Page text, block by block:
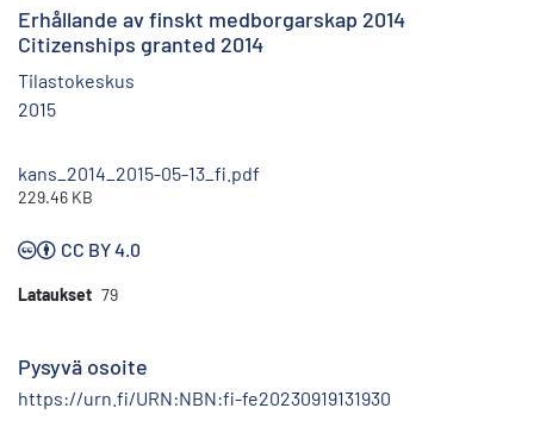
Erhållande av finskt medborgarskap 2014
Citizenships granted 2014
Tilastokeskus
2015
kans_2014_2015-05-13_fi.pdf
229.46 KB
CC BY 4.0
Lataukset 79
Pysyvä osoite
https://urn.fi/URN:NBN:fi-fe20230919131930